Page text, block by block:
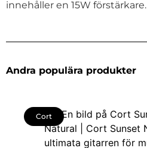
innehåller en 15W förstärkare.
Andra populära produkter
Cort